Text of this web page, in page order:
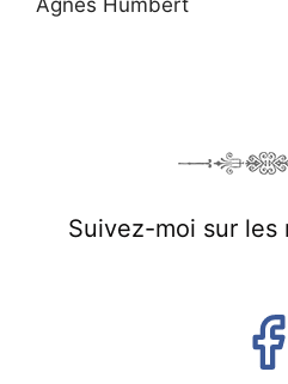
Agnès Humbert
Suivez-moi sur les